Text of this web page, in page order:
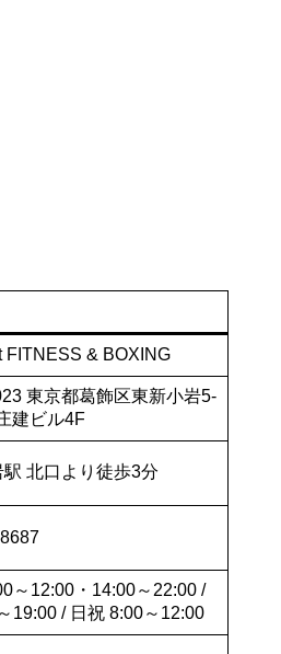
FITNESS & BOXING
東京都葛飾区東新小岩5-
建ビル4F
北口より徒歩3分
～12:00・14:00～22:00 /
19:00 / 日祝 8:00～12:00